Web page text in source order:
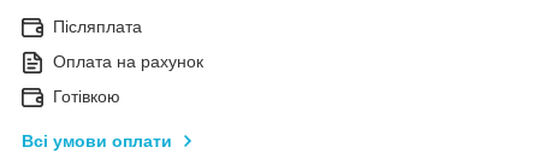
Післяплата
Оплата на рахунок
Готівкою
Всі умови оплати